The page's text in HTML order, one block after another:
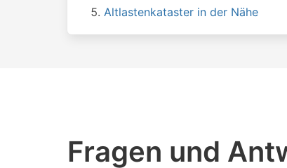
Altlastenkataster in der Nähe
Fragen und